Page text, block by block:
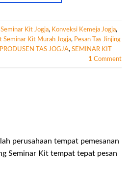
Seminar Kit Jogja, Konveksi Kemeja Jogja,
Seminar Kit Murah Jogja, Pesan Tas Jinjing
PRODUSEN TAS JOGJA, SEMINAR KIT
1 Comment
perusahaan tempat pemesanan
Seminar Kit tempat tepat pesan